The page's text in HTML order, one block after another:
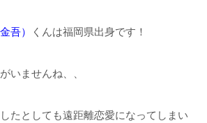
吾） くんは福岡県出身です！
いませんね、、
たとしても遠距離恋愛になってしまい